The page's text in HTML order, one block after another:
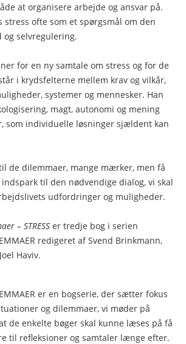
at organisere arbejde og ansvar på.
stress ofte som et spørgsmål om den
og selvregulering.
for en ny samtale om stress og for de
i krydsfelterne mellem krav og vilkår,
systemer og mennesker. Han
magt, autonomi og mening
som individuelle løsninger sjældent kan
de dilemmaer, mange mærker, men få
til den nødvendige dialog, vi skal
udfordringer og muligheder.
– STRESS er tredje bog i serien
redigeret af Svend Brinkmann,
Haviv.
er en bogserie, der sætter fokus
og dilemmaer, vi møder på
de enkelte bøger skal kunne læses på få
til refleksioner og samtaler længe efter.